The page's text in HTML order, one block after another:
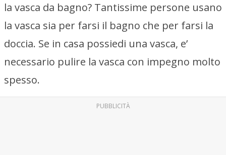
la vasca da bagno? Tantissime persone usano
la vasca sia per farsi il bagno che per farsi la
doccia. Se in casa possiedi una vasca, e’
necessario pulire la vasca con impegno molto
spesso.
PUBBLICITÀ